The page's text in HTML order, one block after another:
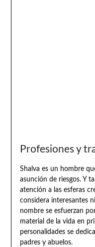
Profesiones y
Shalva es un hombre
asunción de riesgos. Y
atención a las esferas
considera interesantes
nombre se esfuerzan
material de la vida en
personalidades se
padres y abuelos.